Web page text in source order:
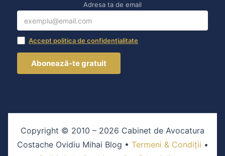
Adresa ta de email
Accept politica de confidențialitate
Copyright © 2010 – 2026 Cabinet de Avocatura
Costache Ovidiu Mihai Blog • Termeni & Condiții •